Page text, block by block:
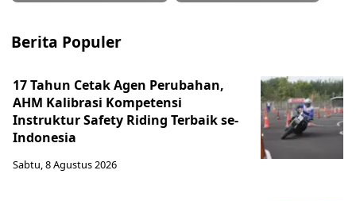
Berita Populer
17 Tahun Cetak Agen Perubahan,
AHM Kalibrasi Kompetensi
Instruktur Safety Riding Terbaik se-
Indonesia
Sabtu, 8 Agustus 2026